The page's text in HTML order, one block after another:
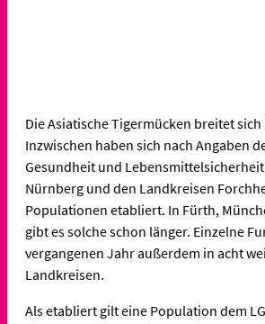
Die Asiatische Tigermücken breitet
Inzwischen haben sich nach Angaben
Gesundheit und Lebensmittelsicherheit
Nürnberg und den Landkreisen
Populationen etabliert. In Fürth,
gibt es solche schon länger. Einzelne
vergangenen Jahr außerdem in acht
Landkreisen.
Als etabliert gilt eine Population dem